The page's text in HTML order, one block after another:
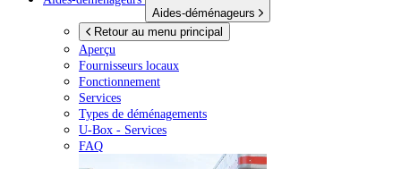
Aides-déménageurs
Retour au menu principal
Aperçu
Fournisseurs locaux
Fonctionnement
Services
Types de déménagements
U-Box - Services
FAQ